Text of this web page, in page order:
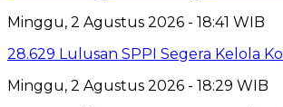
Minggu, 2 Agustus 2026 - 18:41 WIB
28.629 Lulusan SPPI Segera Kelola
Minggu, 2 Agustus 2026 - 18:29 WIB